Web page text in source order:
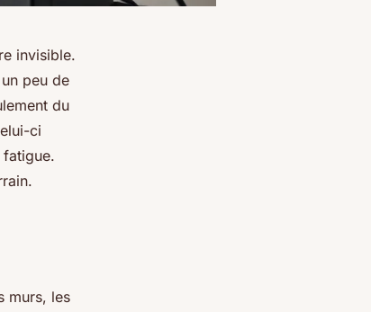
invisible.
peu de
du
ci
fatigue.
murs, les